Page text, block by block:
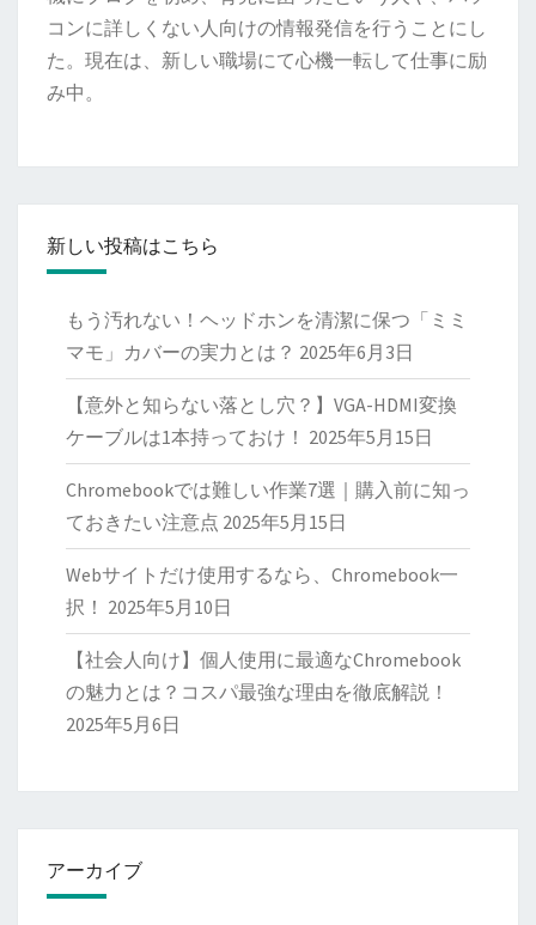
コンに詳しくない人向けの情報発信を行うことにし
た。現在は、新しい職場にて心機一転して仕事に励
み中。
新しい投稿はこちら
もう汚れない！ヘッドホンを清潔に保つ「ミミ
マモ」カバーの実力とは？ 2025年6月3日
【意外と知らない落とし穴？】VGA-HDMI変換
ケーブルは1本持っておけ！ 2025年5月15日
Chromebookでは難しい作業7選｜購入前に知っ
ておきたい注意点 2025年5月15日
Webサイトだけ使用するなら、Chromebook一
択！ 2025年5月10日
【社会人向け】個人使用に最適なChromebook
の魅力とは？コスパ最強な理由を徹底解説！
2025年5月6日
アーカイブ